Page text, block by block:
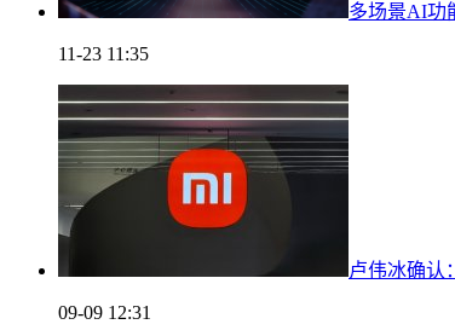
多场景AI功
11-23 11:35
卢伟冰确认
09-09 12:31